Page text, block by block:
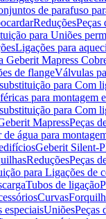
de parafuso
ReduçõesPeças
para Uniões
Ligações para
Geberit Mapress
de flangeVálvulas
para Com
para montagem
para Com
MapressPeças
de água para
Geberit Silent-
ReduçõesPeças
para Ligações de
Tubos de ligação
Curvas
especiaisUniõesPeças